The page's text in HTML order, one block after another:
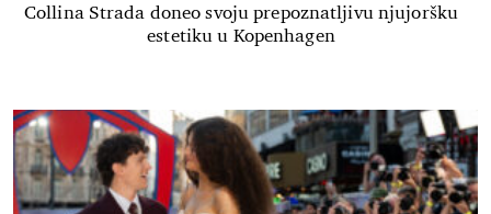
Collina Strada doneo svoju prepoznatljivu njujoršku
estetiku u Kopenhagen